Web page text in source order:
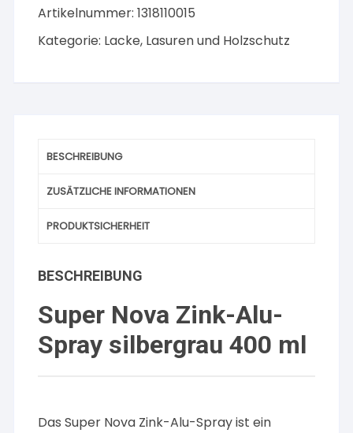
Menge
Artikelnummer:1318110015
Kategorie: Lacke, Lasuren und Holzschutz
BESCHREIBUNG
ZUSÄTZLICHE INFORMATIONEN
PRODUKTSICHERHEIT
BESCHREIBUNG
Super Nova Zink-Alu-
Spray silbergrau 400 ml
Das Super Nova Zink-Alu-Spray ist ein